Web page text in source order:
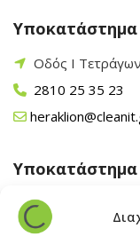
Υποκατάστημα
Οδός Ι
2810 25 35 23
Άγιος Βλάσης
22840 43 163